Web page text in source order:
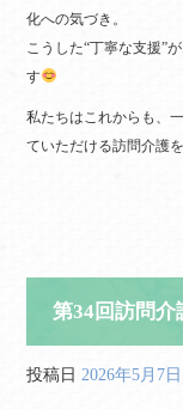
化への気づき。
こうした“丁寧な支援”
す
私たちはこれからも、
ていただける訪問介護
第34回訪問介
投稿日 2026年5月7日